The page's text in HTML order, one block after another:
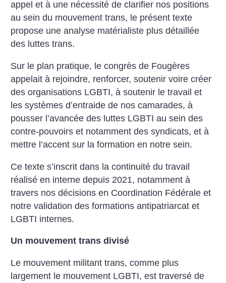
appel et à une nécessité de clarifier nos positions
au sein du mouvement trans, le présent texte
propose une analyse matérialiste plus détaillée
des luttes trans.
Sur le plan pratique, le congrès de Fougères
appelait à rejoindre, renforcer, soutenir voire créer
des organisations LGBTI, à soutenir le travail et
les systèmes d’entraide de nos camarades, à
pousser l’avancée des luttes LGBTI au sein des
contre-pouvoirs et notamment des syndicats, et à
mettre l’accent sur la formation en notre sein.
Ce texte s’inscrit dans la continuité du travail
réalisé en interne depuis 2021, notamment à
travers nos décisions en Coordination Fédérale et
notre validation des formations antipatriarcat et
LGBTI internes.
Un mouvement trans divisé
Le mouvement militant trans, comme plus
largement le mouvement LGBTI, est traversé de